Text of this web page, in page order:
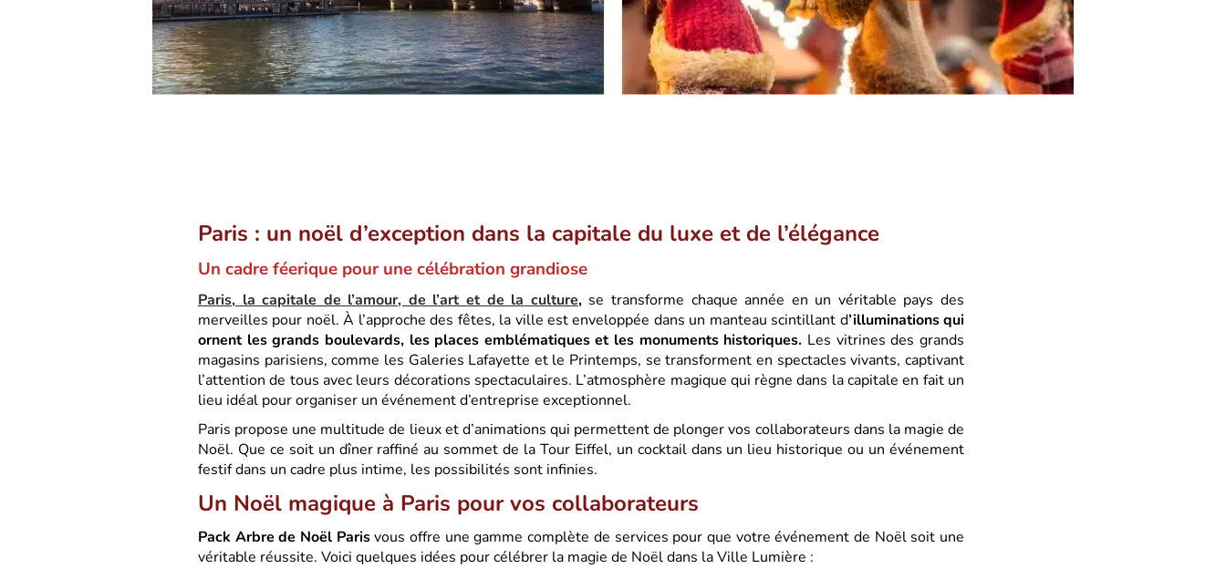
Paris : un noël d’exception dans la capitale du luxe et de l’élégance
Un cadre féerique pour une célébration grandiose
Paris, la capitale de l’amour, de l’art et de la culture,se transforme chaque année en un véritable pays des
merveilles pour noël. À l’approche des fêtes, la ville est enveloppée dans un manteau scintillant d’illuminations qui
ornent les grands boulevards, les places emblématiques et les monuments historiques. Les vitrines des grands
magasins parisiens, comme les Galeries Lafayette et le Printemps, se transforment en spectacles vivants, captivant
l’attention de tous avec leurs décorations spectaculaires. L’atmosphère magique qui règne dans la capitale en fait un
lieu idéal pour organiser un événement d’entreprise exceptionnel.
Paris propose une multitude de lieux et d’animations qui permettent de plonger vos collaborateurs dans la magie de
Noël. Que ce soit un dîner raffiné au sommet de la Tour Eiffel, un cocktail dans un lieu historique ou un événement
festif dans un cadre plus intime, les possibilités sont infinies.
Un Noël magique à Paris pour vos collaborateurs
Pack Arbre de Noël Parisvous offre une gamme complète de services pour que votre événement de Noël soit une
véritable réussite. Voici quelques idées pour célébrer la magie de Noël dans la Ville Lumière :